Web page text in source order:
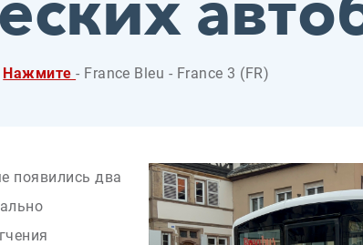
Нажмите- France Bleu - France 3 (FR)
появились два